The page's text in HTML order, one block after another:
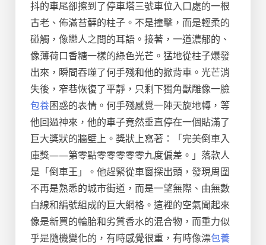
抖的車尾卻擦到了停車塔三號車位入口處的一根
古老、佈滿苔蘚的柱子。不是撞擊，而是輕柔的
碰觸，像戀人之間的耳語。接著，一道濃郁的、
像薄荷口香糖一樣的綠色光芒。猛地從柱子爆發
出來，瞬間吞噬了何手殘和他的掀背車。光芒消
失後，窄巷恢復了平靜，只剩下獨角獸雕像一臉
包養困惑的表情。何手殘感覺一陣天旋地轉，等
他回過神來，他的車子竟然垂直停在一個貼滿了
巨大獎狀的牆壁上。獎狀上寫著：「完美倒車入
庫獎——第零點零零零零零九度偏差。」落款人
是「倒車王」。他趕緊從車窗探出頭，發現周圍
不再是熟悉的城市街道，而是一望無際、由無數
白線和編號組成的巨大網格。這裡的空氣聞起來
像是新買的輪胎和劣質香水的混合物，而重力似
乎是隨機變化的，有時感覺很重，有時像漂包養